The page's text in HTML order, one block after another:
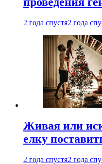
2 года спустя2 года
Живая или
елку
2 года спустя2 года